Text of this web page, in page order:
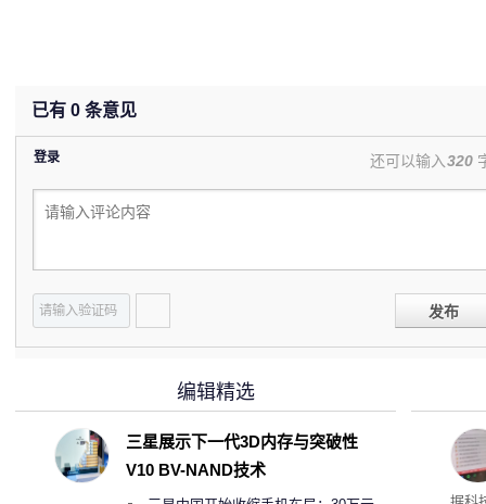
已有 0 条意见
登录 还可以输入320
发布
患
编辑精选
三星展示下一代3D内存与突破性
V10 BV-NAND技术